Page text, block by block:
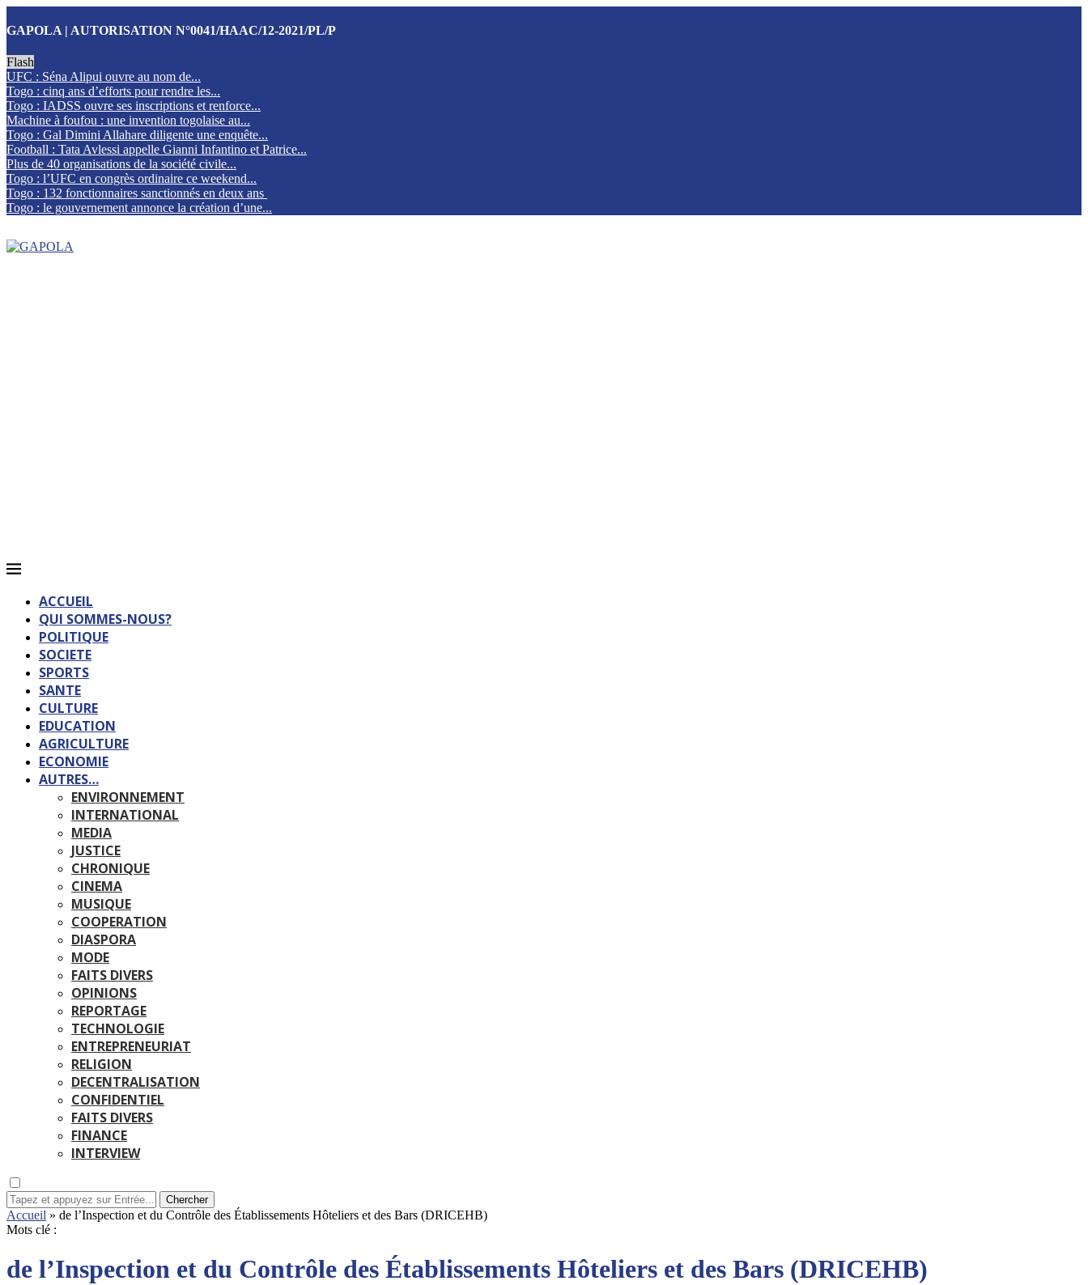
GAPOLA | AUTORISATION N°0041/HAAC/12-2021/PL/P
Flash
UFC : Séna Alipui ouvre au nom de...
Togo : cinq ans d’efforts pour rendre les...
Togo : IADSS ouvre ses inscriptions et renforce...
Machine à foufou : une invention togolaise au...
Togo : Gal Dimini Allahare diligente une enquête...
Football : Tata Avlessi appelle Gianni Infantino et Patrice...
Plus de 40 organisations de la société civile...
Togo : l’UFC en congrès ordinaire ce weekend...
Togo : 132 fonctionnaires sanctionnés en deux ans
Togo : le gouvernement annonce la création d’une...
ACCUEIL
QUI SOMMES-NOUS?
POLITIQUE
SOCIETE
SPORTS
SANTE
CULTURE
EDUCATION
AGRICULTURE
ECONOMIE
AUTRES…
ENVIRONNEMENT
INTERNATIONAL
MEDIA
JUSTICE
CHRONIQUE
CINEMA
MUSIQUE
COOPERATION
DIASPORA
MODE
FAITS DIVERS
OPINIONS
REPORTAGE
TECHNOLOGIE
ENTREPRENEURIAT
RELIGION
DECENTRALISATION
CONFIDENTIEL
FAITS DIVERS
FINANCE
INTERVIEW
Chercher
Accueil » de l’Inspection et du Contrôle des Établissements Hôteliers et des Bars (DRICEHB)
Mots clé :
de l’Inspection et du Contrôle des Établissements Hôteliers et des Bars (DRICEHB)